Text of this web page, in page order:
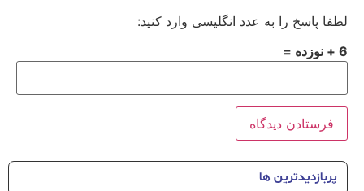
لطفا پاسخ را به عدد انگلیسی وارد کنید:
6 + نوزده =
پربازدیدترین ها